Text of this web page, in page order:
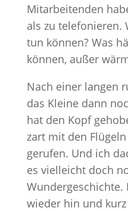
Mitarbeitenden
als zu telefonieren.
tun können? Was
können, außer
Nach einer langen
das Kleine dann
hat den Kopf
zart mit den
gerufen. Und ich
es vielleicht doch
Wundergeschichte.
wieder hin und